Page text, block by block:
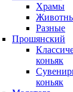
Храмы
Разные
Прошянский
коньяк
коньяк